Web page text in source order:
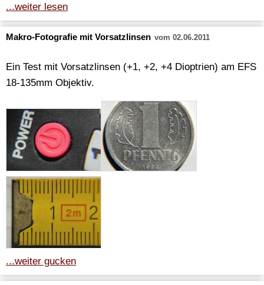
...weiter lesen
Makro-Fotografie mit Vorsatzlinsen vom 02.06.2011
Ein Test mit Vorsatzlinsen (+1, +2, +4 Dioptrien) am EFS
18-135mm Objektiv.
...weiter gucken